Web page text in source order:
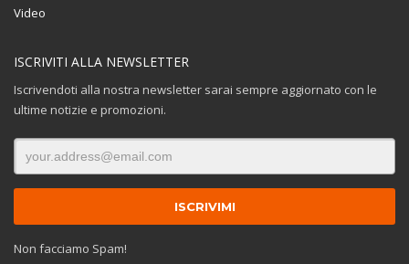
Video
ISCRIVITI ALLA NEWSLETTER
Iscrivendoti alla nostra newsletter sarai sempre aggiornato con le
ultime notizie e promozioni.
Non facciamo Spam!